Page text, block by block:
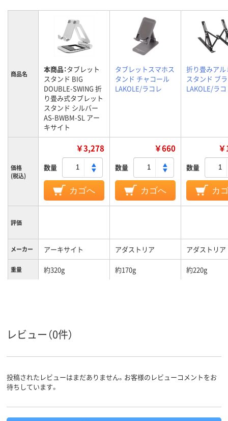
商品名 本商品：タブレット
スタンド BIG
DOUBLE-SWING 折
り畳み式タブレット
スタンド シルバー
AS-BWBM-SL アー
キサイト
タブレットスマホス
タンド チャコール
LAKOLE/ラコレ
折り畳みアル
スタンド ブ
LAKOLE/ラ
価格
(税込)
￥3,278
数量
カゴへ
￥660
数量
カゴへ
数量
カ
評価
メーカー アーキサイト アダストリア アダストリア
重量 約320g 約170g 約220g
レビュー（0件）
投稿されたレビューはまだありません。お客様のレビューコメントをお
待ちしています。